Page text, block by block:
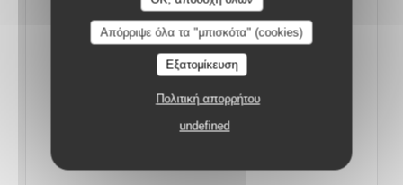
Απόρριψε όλα τα "μπισκότα" (cookies)
Εξατομίκευση
Πολιτική απορρήτου
undefined
amoureux est l’occasion rêvée de voir les choses en
grand. Pour émerveiller les palais, les chefs misent
donc sur des produits d’exception et proposent des
menus raffinés dès 70 €. Avec la possibilité
d’accorder chaque plat à un vin ou un champagne